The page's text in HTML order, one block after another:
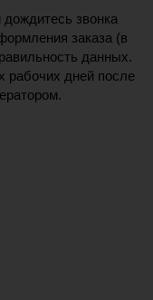
звонка
заказа (в
данных.
рабочих дней после